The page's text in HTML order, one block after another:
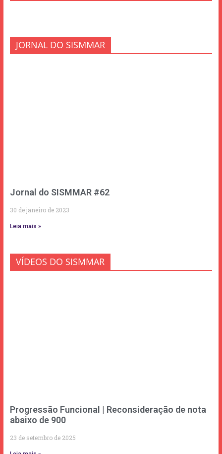
JORNAL DO SISMMAR
Jornal do SISMMAR #62
30 de janeiro de 2023
Leia mais »
VÍDEOS DO SISMMAR
Progressão Funcional | Reconsideração de nota
abaixo de 900
23 de setembro de 2025